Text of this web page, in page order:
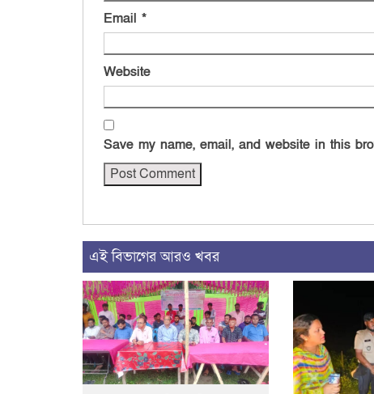
Email *
Website
Save my name, email, and website in this
এই বিভাগের আরও খবর